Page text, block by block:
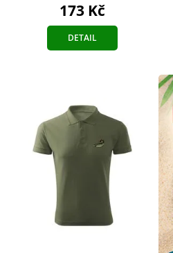
173 Kč
DETAIL